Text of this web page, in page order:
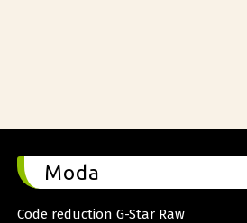
Moda
Code reduction G-Star Raw